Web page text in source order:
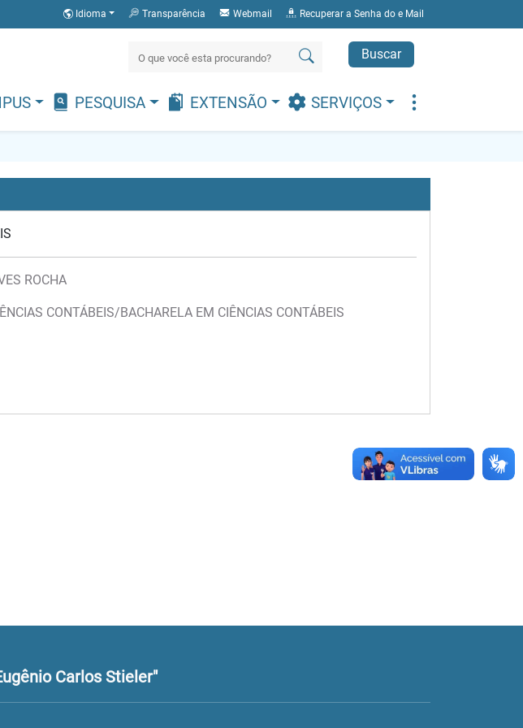
Idioma Transparência Webmail Recuperar a Senha do e Mail
Buscar
PESQUISA EXTENSÃO SERVIÇOS
ROCHA
CONTÁBEIS/BACHARELA EM CIÊNCIAS CONTÁBEIS
Carlos Stieler"